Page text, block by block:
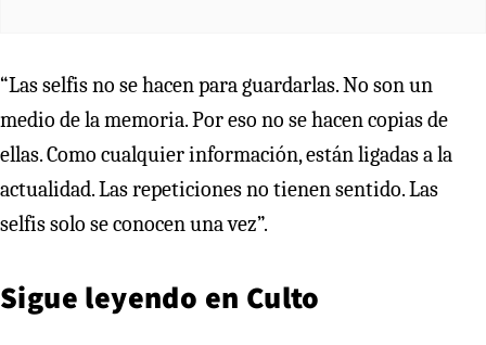
“Las selfis no se hacen para guardarlas. No son un
medio de la memoria. Por eso no se hacen copias de
ellas. Como cualquier información, están ligadas a la
actualidad. Las repeticiones no tienen sentido. Las
selfis solo se conocen una vez”.
Sigue leyendo en Culto